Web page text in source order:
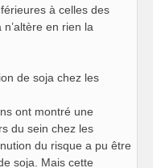
à celles des
en rien la
de soja chez les
ont montré une
du sein chez les
du risque a pu être
soja. Mais cette